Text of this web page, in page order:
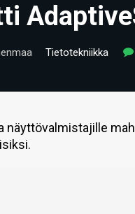
Tietotekniikka
näyttövalmistajille